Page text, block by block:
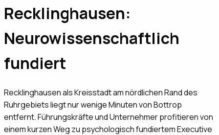
Recklinghausen:
Neurowissenschaftlich
fundiert
Recklinghausen als Kreisstadt am nördlichen Rand des
Ruhrgebiets liegt nur wenige Minuten von Bottrop
entfernt. Führungskräfte und Unternehmer profitieren von
einem kurzen Weg zu psychologisch fundiertem Executive